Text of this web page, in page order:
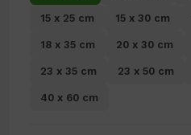
15 x 25 cm 15 x 30 cm
18 x 35 cm 20 x 30 cm
23 x 35 cm 23 x 50 cm
40 x 60 cm